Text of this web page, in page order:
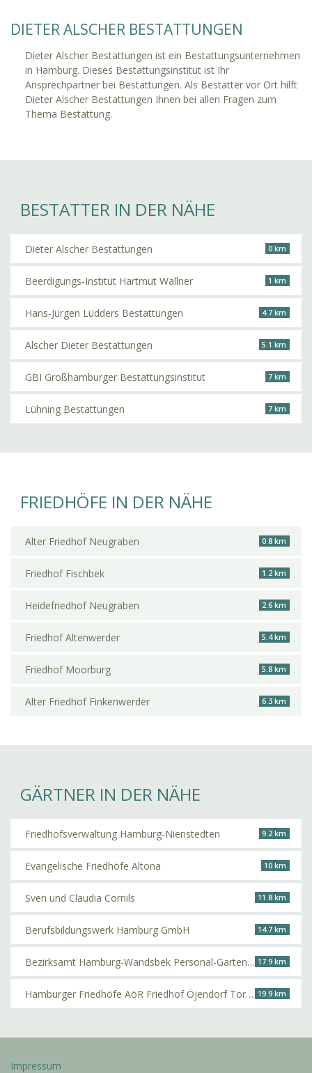
DIETER ALSCHER BESTATTUNGEN
Dieter Alscher Bestattungen ist ein Bestattungsunternehmen
in Hamburg. Dieses Bestattungsinstitut ist Ihr
Ansprechpartner bei Bestattungen. Als Bestatter vor Ort hilft
Dieter Alscher Bestattungen Ihnen bei allen Fragen zum
Thema Bestattung.
BESTATTER IN DER NÄHE
Dieter Alscher Bestattungen 0 km
Beerdigungs-Institut Hartmut Wallner 1 km
Hans-Jürgen Lüdders Bestattungen 4.7 km
Alscher Dieter Bestattungen 5.1 km
GBI Großhamburger Bestattungsinstitut 7 km
Lühning Bestattungen 7 km
FRIEDHÖFE IN DER NÄHE
Alter Friedhof Neugraben 0.8 km
Friedhof Fischbek 1.2 km
Heidefriedhof Neugraben 2.6 km
Friedhof Altenwerder 5.4 km
Friedhof Moorburg 5.8 km
Alter Friedhof Finkenwerder 6.3 km
GÄRTNER IN DER NÄHE
Friedhofsverwaltung Hamburg-Nienstedten 9.2 km
Evangelische Friedhöfe Altona 10 km
Sven und Claudia Cornils 11.8 km
Berufsbildungswerk Hamburg GmbH 14.7 km
Bezirksamt Hamburg-Wandsbek Personal-Gartenbauabteilung 17.9 km
Hamburger Friedhöfe AöR Friedhof Öjendorf Torsten Herbst 19.9 km
Impressum